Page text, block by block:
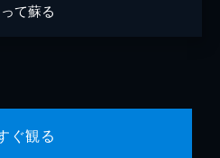
て蘇る
ぐ観る